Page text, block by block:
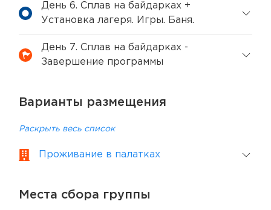
День 6. Сплав на байдарках +
Установка лагеря. Игры. Баня.
День 7. Сплав на байдарках -
Завершение программы
Варианты размещения
Раскрыть весь список
Проживание в палатках
Места сбора группы